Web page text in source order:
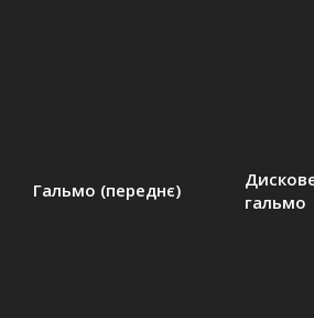
Гальмо (переднє)
гальмо